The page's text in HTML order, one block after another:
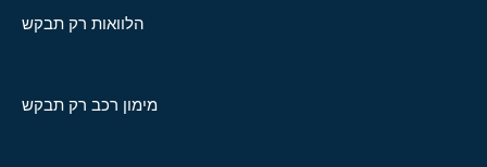
הלוואות רק תבקש
מימון רכב רק תבקש